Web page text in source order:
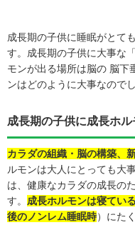
成長期の子供に睡眠がとて
す。成長期の子供に大事な
モンが出る場所は脳の 脳下
ンはどのように大事なのでし
成長期の子供に成長ホ
カラダの組織・脳の構築、
ルモンは大人にとっても大
は、健康なカラダの成長の
す。 成長ホルモンは寝てい
後のノンレム睡眠時）にた